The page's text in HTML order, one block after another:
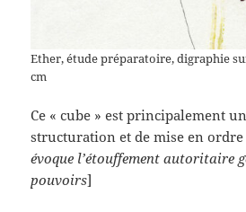
Ether, étude préparatoire, digraphie
cm
Ce « cube » est principalement
structuration et de mise en
évoque l’étouffement autoritaire
pouvoirs]